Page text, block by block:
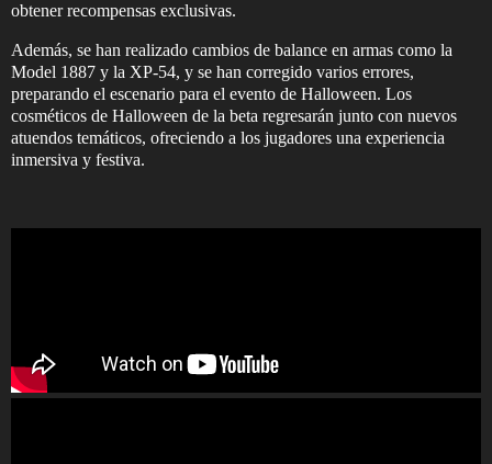
obtener recompensas exclusivas.
Además, se han realizado cambios de balance en armas como la
Model 1887 y la XP-54, y se han corregido varios errores,
preparando el escenario para el evento de Halloween. Los
cosméticos de Halloween de la beta regresarán junto con nuevos
atuendos temáticos, ofreciendo a los jugadores una experiencia
inmersiva y festiva.